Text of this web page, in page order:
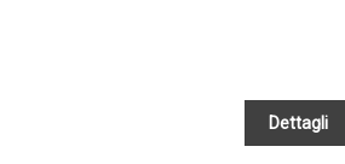
Dettagli